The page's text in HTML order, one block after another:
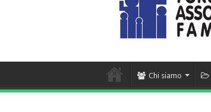
Chi siamo